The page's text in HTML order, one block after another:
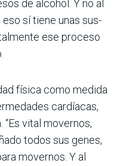
de alcohol. Y no al
eso sí tiene unas sus­
ese proceso
física como medida
cardíacas,
vital movernos,
todos sus genes,
movernos. Y al